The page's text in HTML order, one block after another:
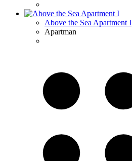
Above the Sea Apartment I
Apartman